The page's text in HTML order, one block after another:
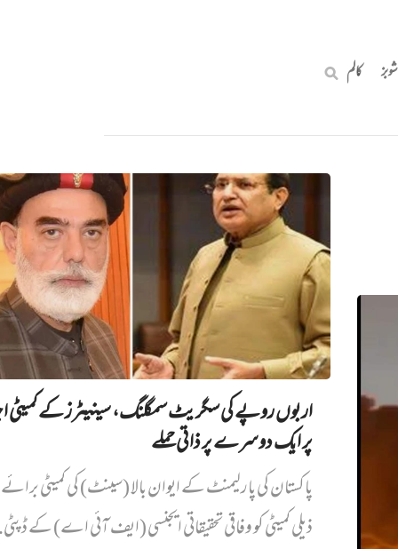
شوبز کالم
اربوں روپے کی سگریٹ سمگلنگ، سینیٹرز کے کمیٹی
پر ایک دوسرے پر ذاتی حملے
پاکستان کی پارلیمنٹ کے ایوان بالا (سینٹ) کی کمیٹی برائے
ذیلی کمیٹی کو وفاقی تحقیقاتی ایجنسی (ایف آئی اے) کے